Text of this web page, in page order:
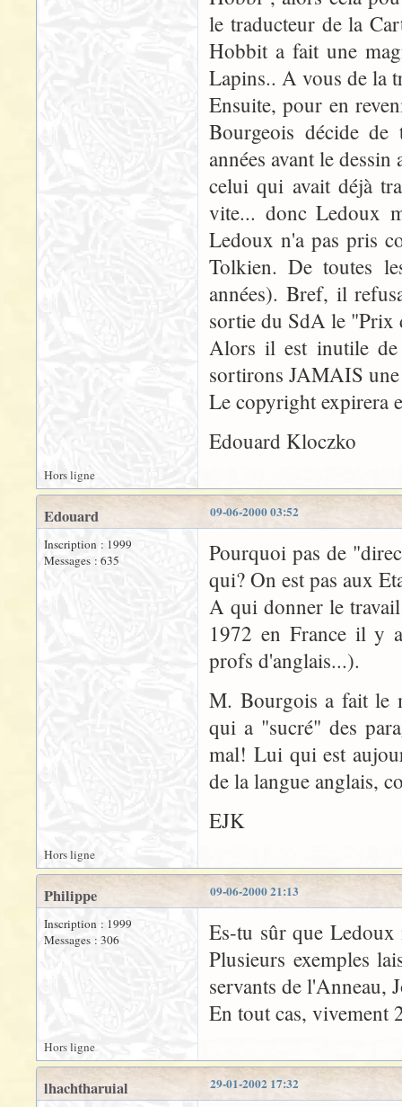
le traducteur de la
Hobbit a fait une
Lapins.. A vous de la
Ensuite, pour en
Bourgeois décide
années avant le
celui qui avait déjà
vite... donc Ledoux
Ledoux n'a pas pris
Tolkien. De toutes
années). Bref, il
sortie du SdA le "Prix
Alors il est inutile de
sortirons JAMAIS
Le copyright expirera
Edouard Kloczko
Hors ligne
09-06-2000 03:52
Edouard
Inscription : 1999
Messages : 635
Pourquoi pas de
qui? On est pas aux
A qui donner le
1972 en France il y
profs d'anglais...).
M. Bourgois a fait le
qui a "sucré" des
mal! Lui qui est
de la langue anglais,
EJK
Hors ligne
09-06-2000 21:13
Philippe
Inscription : 1999
Messages : 306
Es-tu sûr que Ledoux
Plusieurs exemples
servants de l'Anneau,
En tout cas, vivement
Hors ligne
29-01-2002 17:32
lhachtharuial